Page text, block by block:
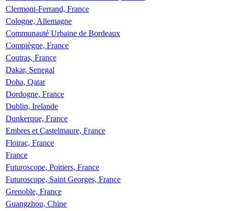
Clermont-Ferrand, France
Cologne, Allemagne
Communauté Urbaine de Bordeaux
Compiègne, France
Coutras, France
Dakar, Senegal
Doha, Qatar
Dordogne, France
Dublin, Irelande
Dunkerque, France
Embres et Castelmaure, France
Floirac, France
France
Futuroscope, Poitiers, France
Futuroscope, Saint Georges, France
Grenoble, France
Guangzhou, Chine